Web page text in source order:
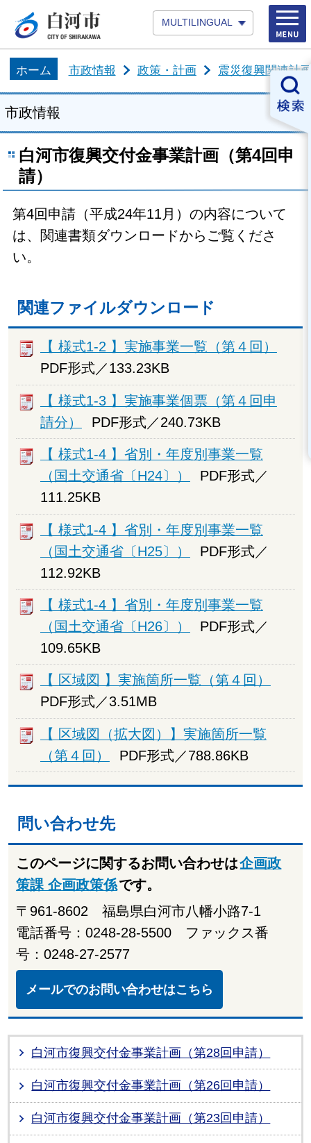
MULTILINGUAL
ホーム 市政情報 政策・計画 震災復興関連計
市政情報
白河市復興交付金事業計画（第4回申
請）
第4回申請（平成24年11月）の内容について
は、関連書類ダウンロードからご覧くださ
い。
関連ファイルダウンロード
【 様式1-2 】実施事業一覧（第４回）
PDF形式／133.23KB
【 様式1-3 】実施事業個票（第４回申
請分）
PDF形式／240.73KB
【 様式1-4 】省別・年度別事業一覧
（国土交通省〔H24〕）
PDF形式／
111.25KB
【 様式1-4 】省別・年度別事業一覧
（国土交通省〔H25〕）
PDF形式／
112.92KB
【 様式1-4 】省別・年度別事業一覧
（国土交通省〔H26〕）
PDF形式／
109.65KB
【 区域図 】実施箇所一覧（第４回）
PDF形式／3.51MB
【 区域図（拡大図）】実施箇所一覧
（第４回）
PDF形式／788.86KB
問い合わせ先
このページに関するお問い合わせは企画政
策課 企画政策係です。
〒961-8602 福島県白河市八幡小路7-1
電話番号：0248-28-5500 ファックス番
号：0248-27-2577
メールでのお問い合わせはこちら
白河市復興交付金事業計画（第28回申請）
白河市復興交付金事業計画（第26回申請）
白河市復興交付金事業計画（第23回申請）